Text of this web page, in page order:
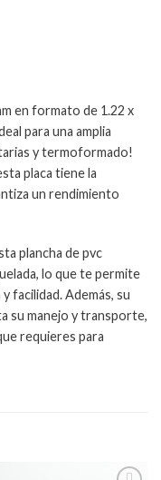
en formato de 1.22 x
para una amplia
y termoformado!
placa tiene la
un rendimiento
plancha de pvc
lo que te permite
facilidad. Además, su
su manejo y transporte,
requieres para